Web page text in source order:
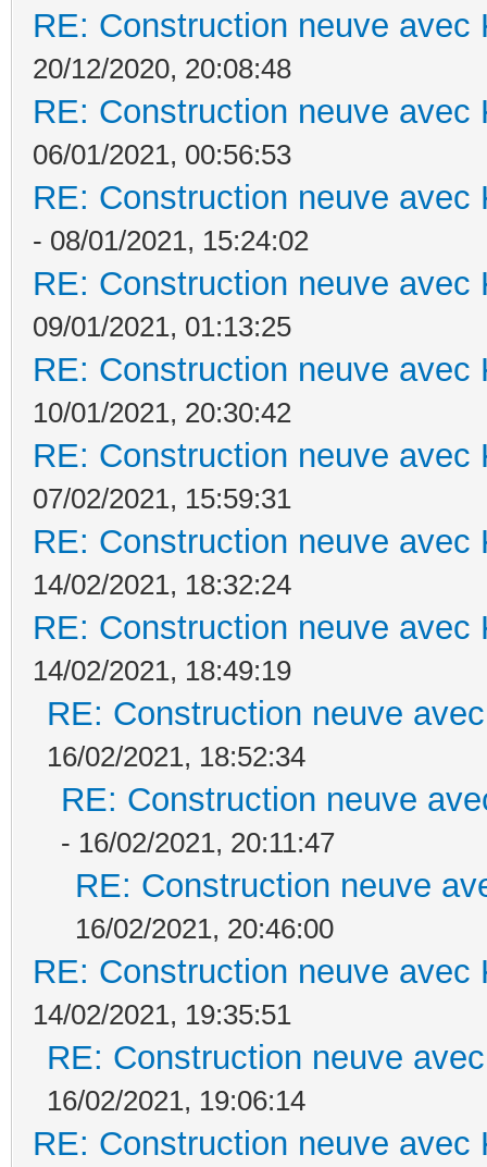
RE: Construction neuve avec
20/12/2020, 20:08:48
RE: Construction neuve avec
06/01/2021, 00:56:53
RE: Construction neuve avec
- 08/01/2021, 15:24:02
RE: Construction neuve avec
09/01/2021, 01:13:25
RE: Construction neuve avec
10/01/2021, 20:30:42
RE: Construction neuve avec
07/02/2021, 15:59:31
RE: Construction neuve avec
14/02/2021, 18:32:24
RE: Construction neuve avec
14/02/2021, 18:49:19
RE: Construction neuve
16/02/2021, 18:52:34
RE: Construction neuve
- 16/02/2021, 20:11:47
RE: Construction neuve
16/02/2021, 20:46:00
RE: Construction neuve avec
14/02/2021, 19:35:51
RE: Construction neuve
16/02/2021, 19:06:14
RE: Construction neuve avec